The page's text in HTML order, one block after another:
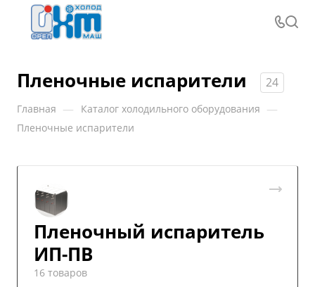
Пленочные испарители 24
Главная — Каталог холодильного оборудования —
Пленочные испарители
Пленочный испаритель
ИП-ПВ
16 товаров